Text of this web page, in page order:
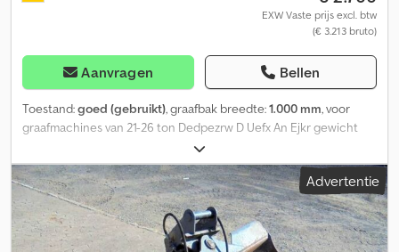
EXW Vaste prijs excl. btw
(€ 3.213 bruto)
Aanvragen Bellen
Toestand:goed (gebruikt), graafbak breedte:1.000 mm, voor
graafmachines van 21-26 ton Dedpezrw D Uefx An Ejkr gewicht
677 kg inhoud 868 liter CAT-tandsysteem zeer goede staat
Advertentie